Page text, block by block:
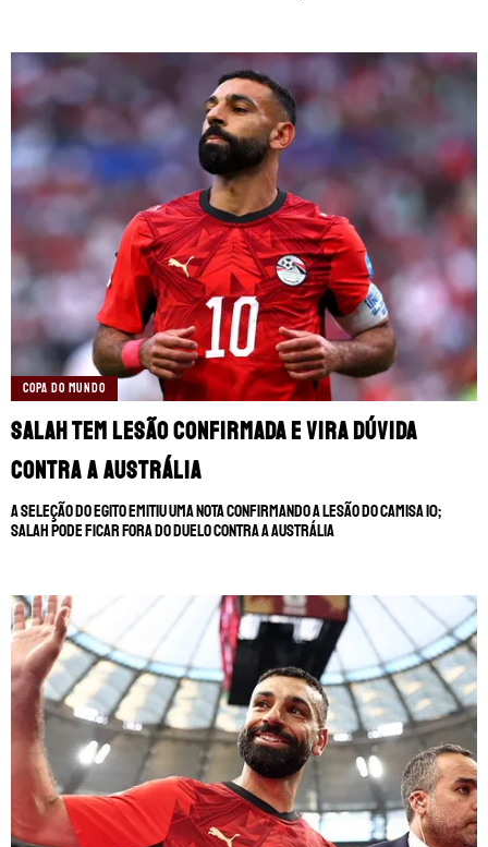
COPA DO MUNDO
Salah tem lesão confirmada e vira dúvida
contra a Austrália
A Seleção do Egito emitiu uma nota confirmando a lesão do camisa 10;
Salah pode ficar fora do duelo contra a Austrália